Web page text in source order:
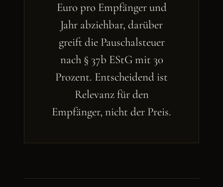
Euro pro Empfänger und
Jahr abziehbar, darüber
greift die Pauschalsteuer
nach § 37b EStG mit 30
Prozent. Entscheidend ist
Relevanz für den
Empfänger, nicht der Preis.